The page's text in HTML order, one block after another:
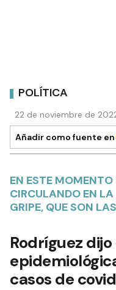
POLÍTICA
22 de noviembre de
Añadir como fuente en
EN ESTE
CIRCULANDO EN
GRIPE, QUE SON
Rodríguez
casos de